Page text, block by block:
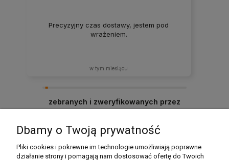
Precyzyjny czas dostawy, jestem pod
wrażeniem.
w tym miesiącu
zebranych i zweryfikowanych przez
Dbamy o Twoją prywatność
Pliki cookies i pokrewne im technologie umożliwiają poprawne
działanie strony i pomagają nam dostosować ofertę do Twoich